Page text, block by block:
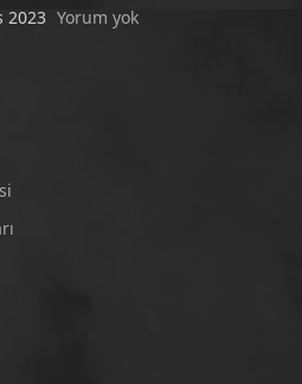
2023 Yorum yok